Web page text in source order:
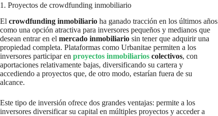
1. Proyectos de crowdfunding inmobiliario
El crowdfunding inmobiliario ha ganado tracción en los últimos años
como una opción atractiva para inversores pequeños y medianos que
desean entrar en el mercado inmobiliario sin tener que adquirir una
propiedad completa. Plataformas como Urbanitae permiten a los
inversores participar en proyectos inmobiliarios colectivos, con
aportaciones relativamente bajas, diversificando su cartera y
accediendo a proyectos que, de otro modo, estarían fuera de su
alcance.
Este tipo de inversión ofrece dos grandes ventajas: permite a los
inversores diversificar su capital en múltiples proyectos y acceder a